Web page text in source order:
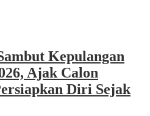
Kepulangan
Ajak Calon
Diri Sejak